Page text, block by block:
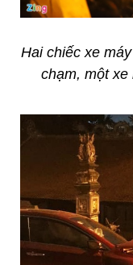
Hai chiếc xe
chạm, một xe